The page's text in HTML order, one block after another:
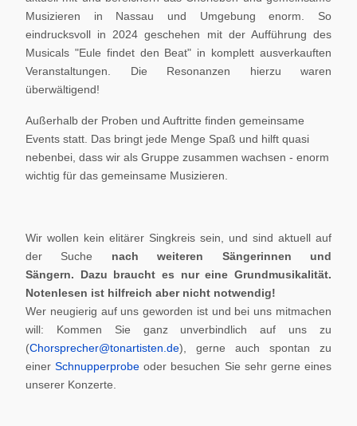
Musizieren in Nassau und Umgebung enorm. So
eindrucksvoll in 2024 geschehen mit der Aufführung des
Musicals "Eule findet den Beat" in komplett ausverkauften
Veranstaltungen. Die Resonanzen hierzu waren
überwältigend!
Außerhalb der Proben und Auftritte finden gemeinsame
Events statt. Das bringt jede Menge Spaß und hilft quasi
nebenbei, dass wir als Gruppe zusammen wachsen - enorm
wichtig für das gemeinsame Musizieren.
Wir wollen kein elitärer Singkreis sein, und sind aktuell auf
der Suche nach weiteren Sängerinnen und
Sängern. Dazu braucht es nur eine Grundmusikalität.
Notenlesen ist hilfreich aber nicht notwendig!
Wer neugierig auf uns geworden ist und bei uns mitmachen
will: Kommen Sie ganz unverbindlich auf uns zu
(Chorsprecher@tonartisten.de), gerne auch spontan zu
einerSchnupperprobe oder besuchen Sie sehr gerne eines
unserer Konzerte.